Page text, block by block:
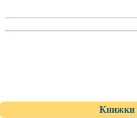
Книжки